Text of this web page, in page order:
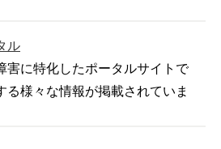
ル
害に特化したポータルサイトで
る様々な情報が掲載されていま